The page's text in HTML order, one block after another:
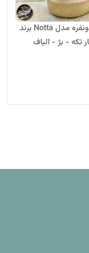
ست کاور لحاف دونفره مدل Notta برند
تکه - بژ - الیاف